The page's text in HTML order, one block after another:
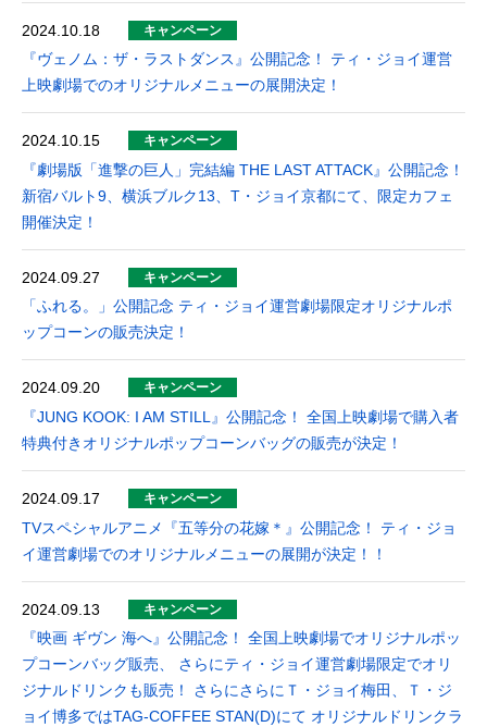
2024.10.18 キャンペーン
『ヴェノム：ザ・ラストダンス』公開記念！ ティ・ジョイ運営
上映劇場でのオリジナルメニューの展開決定！
2024.10.15 キャンペーン
『劇場版「進撃の巨人」完結編 THE LAST ATTACK』公開記念！
新宿バルト9、横浜ブルク13、T・ジョイ京都にて、限定カフェ
開催決定！
2024.09.27 キャンペーン
「ふれる。」公開記念 ティ・ジョイ運営劇場限定オリジナルポ
ップコーンの販売決定！
2024.09.20 キャンペーン
『JUNG KOOK: I AM STILL』公開記念！ 全国上映劇場で購入者
特典付きオリジナルポップコーンバッグの販売が決定！
2024.09.17 キャンペーン
TVスペシャルアニメ『五等分の花嫁＊』公開記念！ ティ・ジョ
イ運営劇場でのオリジナルメニューの展開が決定！！
2024.09.13 キャンペーン
『映画 ギヴン 海へ』公開記念！ 全国上映劇場でオリジナルポッ
プコーンバッグ販売、 さらにティ・ジョイ運営劇場限定でオリ
ジナルドリンクも販売！ さらにさらにＴ・ジョイ梅田、Ｔ・ジ
ョイ博多ではTAG-COFFEE STAN(D)にて オリジナルドリンクラ